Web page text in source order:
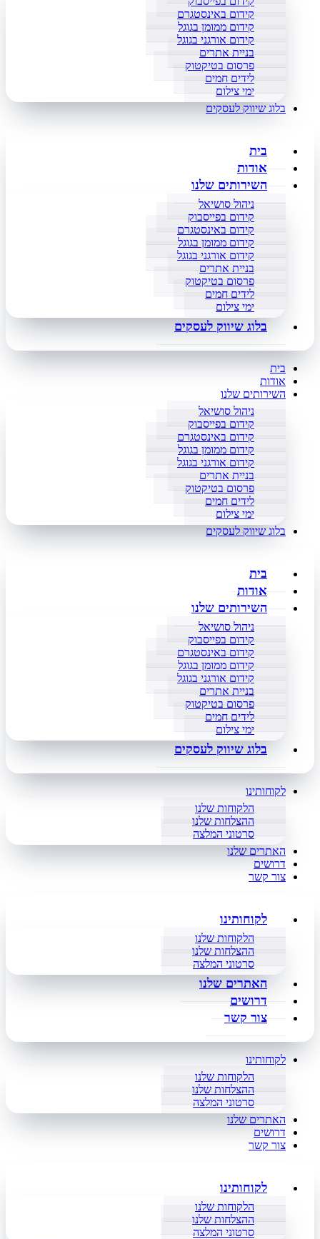
קידום באינסטגרם
קידום ממומן בגוגל
קידום אורגני בגוגל
בניית אתרים
פרסום בטיקטוק
לידים חמים
ימי צילום
בלוג שיווק לעסקים
בית
אודות
השירותים שלנו
ניהול סושיאל
קידום בפייסבוק
קידום באינסטגרם
קידום ממומן בגוגל
קידום אורגני בגוגל
בניית אתרים
פרסום בטיקטוק
לידים חמים
ימי צילום
בלוג שיווק לעסקים
בית
אודות
השירותים שלנו
ניהול סושיאל
קידום בפייסבוק
קידום באינסטגרם
קידום ממומן בגוגל
קידום אורגני בגוגל
בניית אתרים
פרסום בטיקטוק
לידים חמים
ימי צילום
בלוג שיווק לעסקים
בית
אודות
השירותים שלנו
ניהול סושיאל
קידום בפייסבוק
קידום באינסטגרם
קידום ממומן בגוגל
קידום אורגני בגוגל
בניית אתרים
פרסום בטיקטוק
לידים חמים
ימי צילום
בלוג שיווק לעסקים
לקוחותינו
הלקוחות שלנו
ההצלחות שלנו
סרטוני המלצה
האתרים שלנו
דרושים
צור קשר
לקוחותינו
הלקוחות שלנו
ההצלחות שלנו
סרטוני המלצה
האתרים שלנו
דרושים
צור קשר
לקוחותינו
הלקוחות שלנו
ההצלחות שלנו
סרטוני המלצה
האתרים שלנו
דרושים
צור קשר
לקוחותינו
הלקוחות שלנו
ההצלחות שלנו
סרטוני המלצה